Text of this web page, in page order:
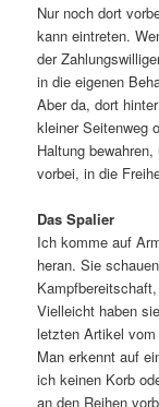
Nur noch dort
kann eintreten.
der
in die eigenen
Aber da, dort
kleiner Seitenweg
Haltung
vorbei, in die
Das Spalier
Ich komme auf
heran. Sie
Vielleicht haben
letzten Artikel
Man erkennt auf
ich keinen Korb
an den Reihen